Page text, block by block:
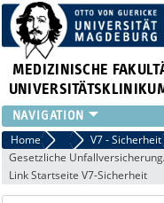
MEDIZINISCHE
INSTITUTE
KLINIKEN
ZENTRALE
Home Vorstandsbereich
V7 - Sicherheit
Gesetzliche
Link Startseite V7-Sicherheit